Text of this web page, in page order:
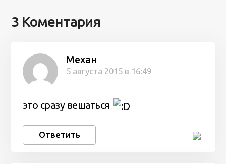
3 Коментария
Механ
5 августа 2015 в 16:49
это сразу вешаться
Ответить